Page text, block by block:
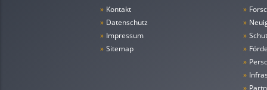
» Kontakt
» Datenschutz
» Impressum
» Sitemap
»
»
»
»
»
»
»